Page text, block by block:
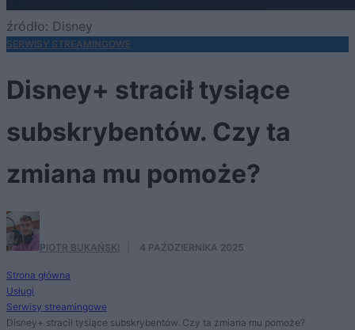
źródło: Disney
SERWISY STREAMINGOWE
Disney+ stracił tysiące
subskrybentów. Czy ta
zmiana mu pomoże?
PIOTR BUKAŃSKI 4 PAŹDZIERNIKA 2025
Strona główna
Usługi
Serwisy streamingowe
Disney+ stracił tysiące subskrybentów. Czy ta zmiana mu pomoże?